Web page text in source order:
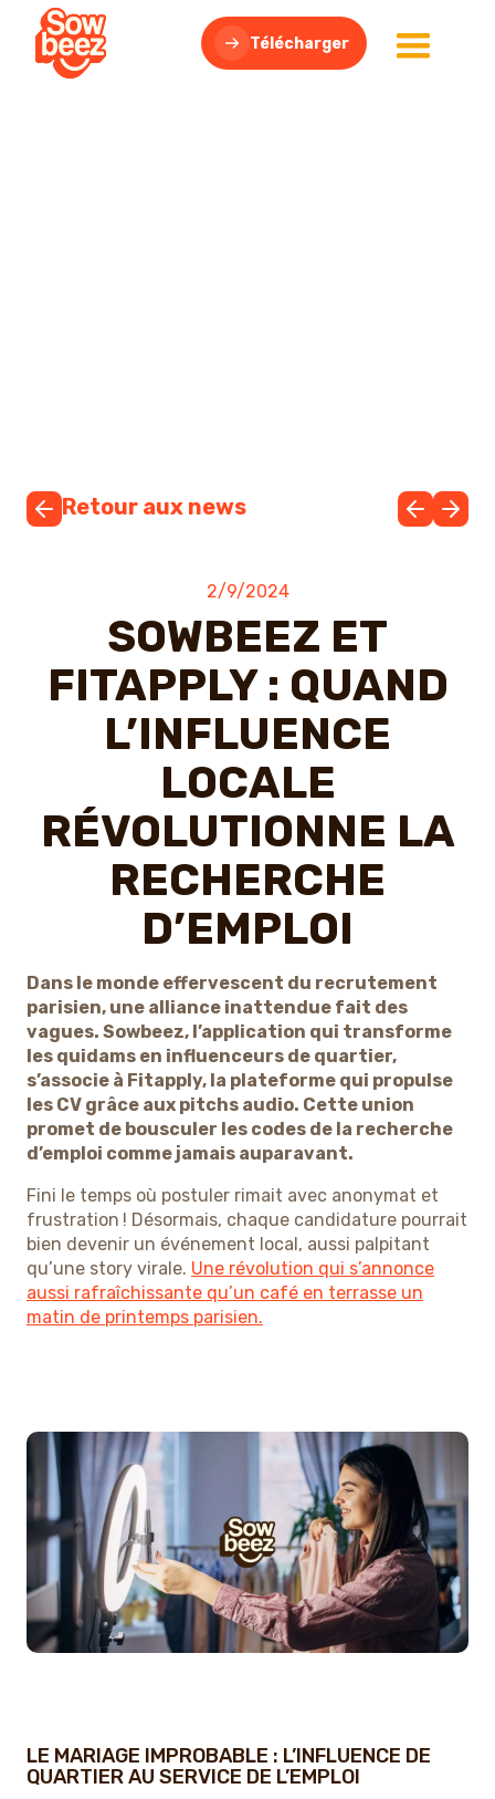
Télécharger
Retour aux news
2/9/2024
SOWBEEZ ET
FITAPPLY : QUAND
L’INFLUENCE
LOCALE
RÉVOLUTIONNE LA
RECHERCHE
D’EMPLOI
Dans le monde effervescent du recrutement
parisien, une alliance inattendue fait des
vagues. Sowbeez, l’application qui transforme
les quidams en influenceurs de quartier,
s’associe à Fitapply, la plateforme qui propulse
les CV grâce aux pitchs audio. Cette union
promet de bousculer les codes de la recherche
d’emploi comme jamais auparavant.
Fini le temps où postuler rimait avec anonymat et
frustration ! Désormais, chaque candidature pourrait
bien devenir un événement local, aussi palpitant
qu’une story virale. Une révolution qui s’annonce
aussi rafraîchissante qu’un café en terrasse un
matin de printemps parisien.
LE MARIAGE IMPROBABLE : L’INFLUENCE DE
QUARTIER AU SERVICE DE L’EMPLOI